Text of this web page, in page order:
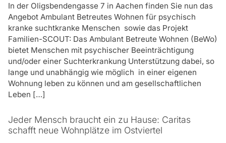
In der Oligsbendengasse 7 in Aachen finden Sie nun das
Angebot Ambulant Betreutes Wohnen für psychisch
kranke suchtkranke Menschen sowie das Projekt
Familien-SCOUT: Das Ambulant Betreute Wohnen (BeWo)
bietet Menschen mit psychischer Beeinträchtigung
und/oder einer Suchterkrankung Unterstützung dabei, so
lange und unabhängig wie möglich in einer eigenen
Wohnung leben zu können und am gesellschaftlichen
Leben […]
Jeder Mensch braucht ein zu Hause: Caritas
schafft neue Wohnplätze im Ostviertel